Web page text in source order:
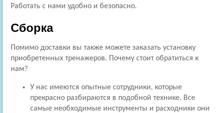
Работать с нами удобно и безопасно.
Сборка
Помимо доставки вы также можете заказать установку
приобретенных тренажеров. Почему стоит обратиться к
нам?
У нас имеются опытные сотрудники, которые
прекрасно разбираются в подобной технике. Все
самые необходимые инструменты и расходники они